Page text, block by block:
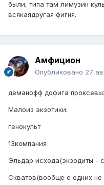
были, типа там лимузин
всякаядругая фигня.
Амфицион
Опубликовано 27
деманофф дофига
Малоиз экзотики:
генокульт
13компания
Эльдар исхода(экзодиты -
Скватов(вообще е одних не